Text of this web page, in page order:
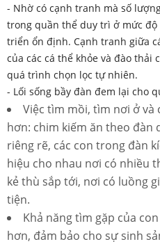
- Nhờ có cạnh tranh mà số
trong quần thể duy trì ở mức
triển ổn định. Cạnh tranh giữa
của các cá thể khỏe và đào thải
quá trình chọn lọc tự nhiên.
- Lối sống bầy đàn đem lại cho
Việc tìm mồi, tìm nơi ở và
hơn: chim kiếm ăn theo đàn
riêng rẽ, các con trong đàn
hiệu cho nhau nơi có nhiều
kẻ thù sắp tới, nơi có luồng
tiện.
Khả năng tìm gặp của
hơn, đảm bảo cho sự sinh